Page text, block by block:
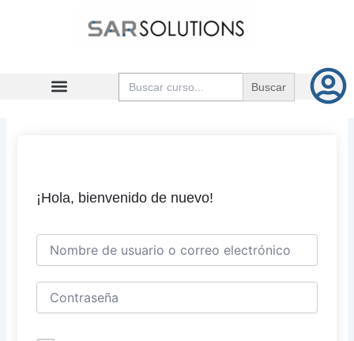
Buscar:
¡Hola, bienvenido de nuevo!